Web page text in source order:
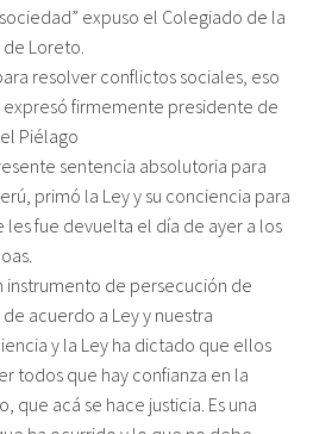
expuso el Colegiado de la
Loreto.
resolver conflictos sociales, eso
firmemente presidente de
Piélago
sentencia absolutoria para
primó la Ley y su conciencia para
fue devuelta el día de ayer a los
instrumento de persecución de
acuerdo a Ley y nuestra
y la Ley ha dictado que ellos
todos que hay confianza en la
que acá se hace justicia. Es una